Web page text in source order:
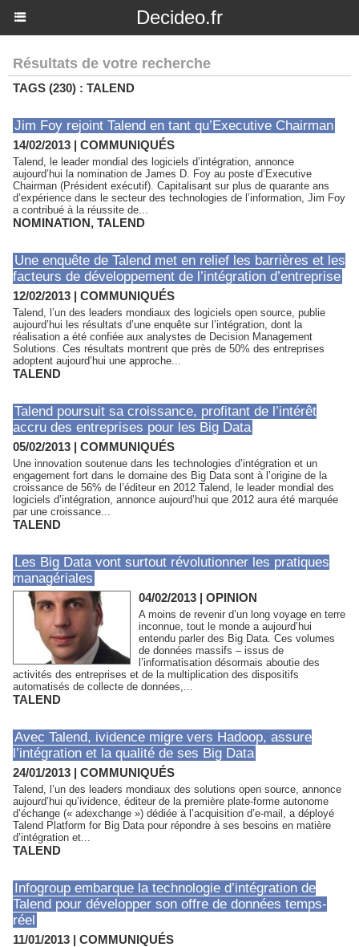
Decideo.fr
Résultats de votre recherche
TAGS (230) : TALEND
Jim Foy rejoint Talend en tant qu’Executive Chairman
14/02/2013 | COMMUNIQUÉS
Talend, le leader mondial des logiciels d’intégration, annonce
aujourd’hui la nomination de James D. Foy au poste d’Executive
Chairman (Président exécutif). Capitalisant sur plus de quarante ans
d’expérience dans le secteur des technologies de l’information, Jim Foy
a contribué à la réussite de...
NOMINATION, TALEND
Une enquête de Talend met en relief les barrières et les
facteurs de développement de l’intégration d’entreprise
12/02/2013 | COMMUNIQUÉS
Talend, l’un des leaders mondiaux des logiciels open source, publie
aujourd’hui les résultats d’une enquête sur l’intégration, dont la
réalisation a été confiée aux analystes de Decision Management
Solutions. Ces résultats montrent que près de 50% des entreprises
adoptent aujourd’hui une approche...
TALEND
Talend poursuit sa croissance, profitant de l’intérêt
accru des entreprises pour les Big Data
05/02/2013 | COMMUNIQUÉS
Une innovation soutenue dans les technologies d’intégration et un
engagement fort dans le domaine des Big Data sont à l’origine de la
croissance de 56% de l’éditeur en 2012 Talend, le leader mondial des
logiciels d’intégration, annonce aujourd’hui que 2012 aura été marquée
par une croissance...
TALEND
Les Big Data vont surtout révolutionner les pratiques
managériales
04/02/2013 | OPINION
A moins de revenir d’un long voyage en terre
inconnue, tout le monde a aujourd’hui
entendu parler des Big Data. Ces volumes
de données massifs – issus de
l’informatisation désormais aboutie des
activités des entreprises et de la multiplication des dispositifs
automatisés de collecte de données,...
TALEND
Avec Talend, ividence migre vers Hadoop, assure
l’intégration et la qualité de ses Big Data
24/01/2013 | COMMUNIQUÉS
Talend, l’un des leaders mondiaux des solutions open source, annonce
aujourd’hui qu’ividence, éditeur de la première plate-forme autonome
d’échange (« adexchange ») dédiée à l’acquisition d’e-mail, a déployé
Talend Platform for Big Data pour répondre à ses besoins en matière
d’intégration et...
TALEND
Infogroup embarque la technologie d’intégration de
Talend pour développer son offre de données temps-
réel
11/01/2013 | COMMUNIQUÉS